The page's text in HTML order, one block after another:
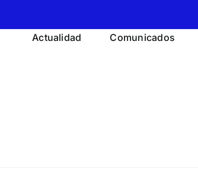
Actualidad Comunicados